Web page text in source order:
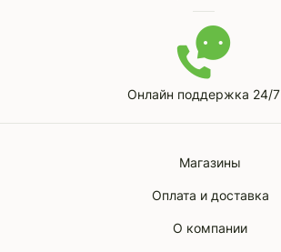
Онлайн поддержка 24/7
Магазины
Оплата и доставка
О компании